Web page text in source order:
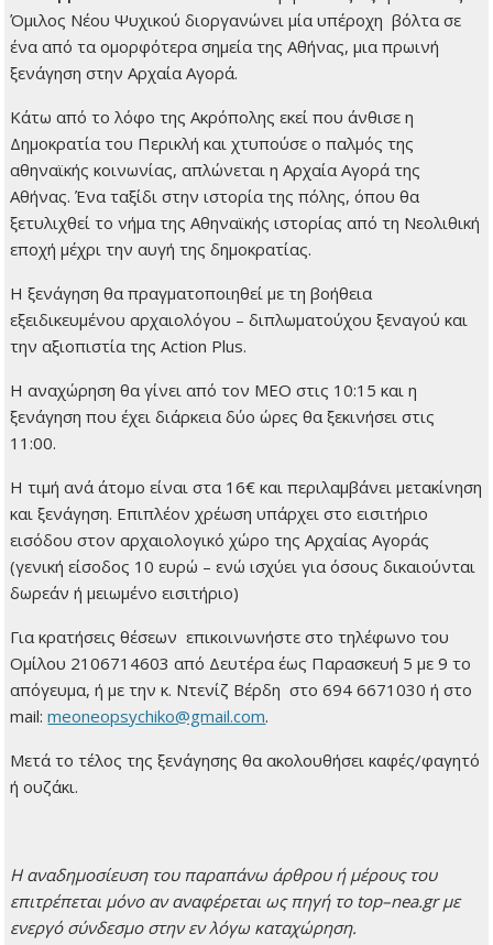
Όμιλος Νέου Ψυχικού διοργανώνει μία υπέροχη βόλτα σε
ένα από τα ομορφότερα σημεία της Αθήνας, μια πρωινή
ξενάγηση στην Αρχαία Αγορά.
Κάτω από το λόφο της Ακρόπολης εκεί που άνθισε η
Δημοκρατία του Περικλή και χτυπούσε ο παλμός της
αθηναϊκής κοινωνίας, απλώνεται η Αρχαία Αγορά της
Αθήνας. Ένα ταξίδι στην ιστορία της πόλης, όπου θα
ξετυλιχθεί το νήμα της Αθηναϊκής ιστορίας από τη Νεολιθική
εποχή μέχρι την αυγή της δημοκρατίας.
Η ξενάγηση θα πραγματοποιηθεί με τη βοήθεια
εξειδικευμένου αρχαιολόγου – διπλωματούχου ξεναγού και
την αξιοπιστία της Action Plus.
Η αναχώρηση θα γίνει από τον ΜΕΟ στις 10:15 και η
ξενάγηση που έχει διάρκεια δύο ώρες θα ξεκινήσει στις
11:00.
Η τιμή ανά άτομο είναι στα 16€ και περιλαμβάνει μετακίνηση
και ξενάγηση. Επιπλέον χρέωση υπάρχει στο εισιτήριο
εισόδου στον αρχαιολογικό χώρο της Αρχαίας Αγοράς
(γενική είσοδος 10 ευρώ – ενώ ισχύει για όσους δικαιούνται
δωρεάν ή μειωμένο εισιτήριο)
Για κρατήσεις θέσεων επικοινωνήστε στο τηλέφωνο του
Ομίλου 2106714603 από Δευτέρα έως Παρασκευή 5 με 9 το
απόγευμα, ή με την κ. Ντενίζ Βέρδη στο 694 6671030 ή στο
mail:meoneopsychiko@gmail.com.
Μετά το τέλος της ξενάγησης θα ακολουθήσει καφές/φαγητό
ή ουζάκι.
Hαναδημοσίευση του παραπάνω άρθρου ή μέρους του
επιτρέπεται μόνο αν αναφέρεται ως πηγή το top–nea.grμε
ενεργό σύνδεσμο στην εν λόγω καταχώρηση.